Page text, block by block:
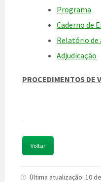
Programa
Caderno de
Relatório de
Adjudicação
PROCEDIMENTOS DE
Voltar
Última atualização: 10